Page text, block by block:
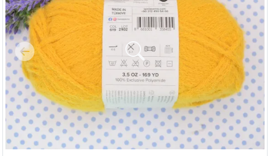
Previous